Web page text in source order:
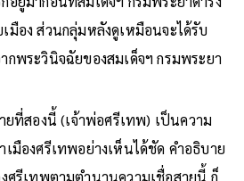
มือง ส่วนกลุ่มหลังดูเหมือนจะได้รับ
กพระวินิจฉัยของสมเด็จฯ กรมพระยา
ยที่สองนี้ (เจ้าพ่อศรีเทพ) เป็นความ
เมืองศรีเทพอย่างเห็นได้ชัด คำอธิบาย
งศรีเทพตามตำนานความเชื่อสายนี้ ก็